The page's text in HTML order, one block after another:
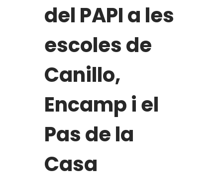
del PAPI a les
escoles de
Canillo,
Encamp i el
Pas de la
Casa